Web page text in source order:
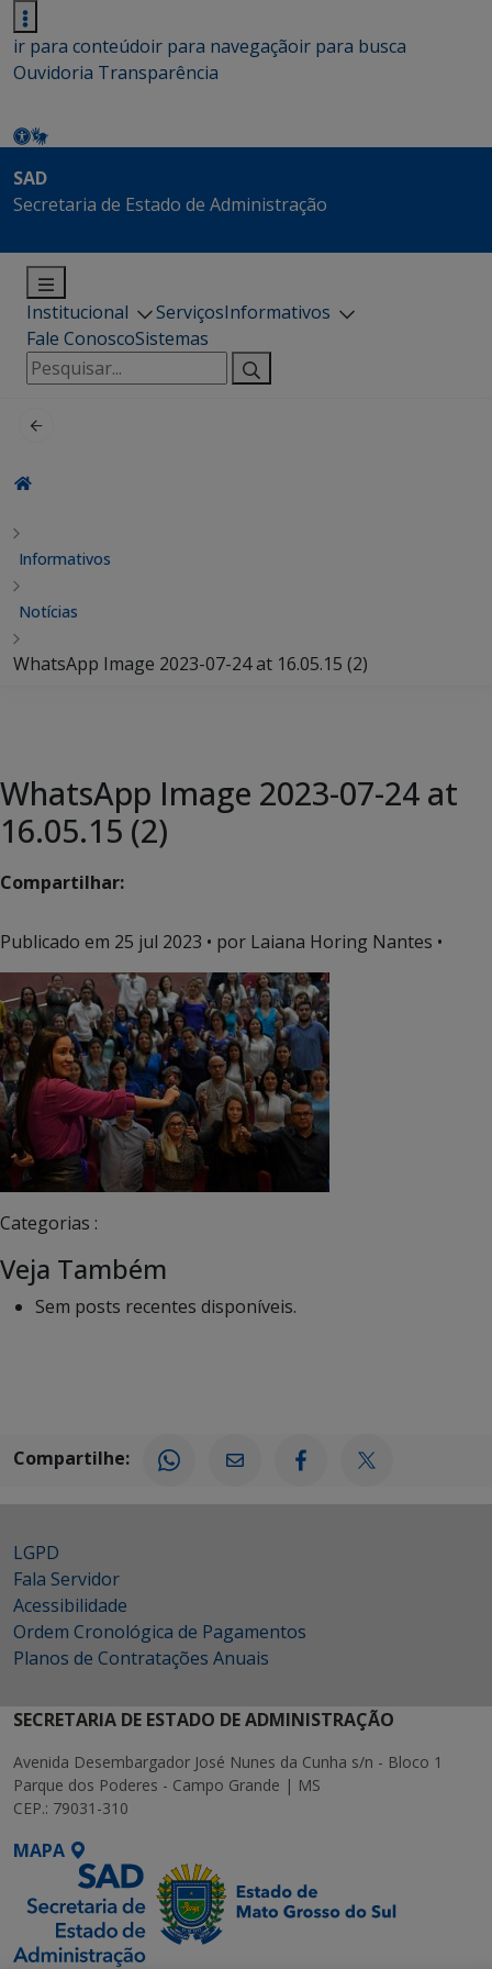
ir para conteúdoir para navegaçãoir para busca
Ouvidoria Transparência
SAD
Secretaria de Estado de Administração
Institucional ServiçosInformativos
Fale ConoscoSistemas
Pesquisar
por:
Informativos
Notícias
WhatsApp Image 2023-07-24 at 16.05.15 (2)
WhatsApp Image 2023-07-24 at
16.05.15 (2)
Compartilhar:
Publicado em 25 jul 2023 • por Laiana Horing Nantes •
Categorias :
Veja Também
Sem posts recentes disponíveis.
Compartilhe:
LGPD
Fala Servidor
Acessibilidade
Ordem Cronológica de Pagamentos
Planos de Contratações Anuais
SECRETARIA DE ESTADO DE ADMINISTRAÇÃO
Avenida Desembargador José Nunes da Cunha s/n - Bloco 1
Parque dos Poderes - Campo Grande | MS
CEP.: 79031-310
MAPA